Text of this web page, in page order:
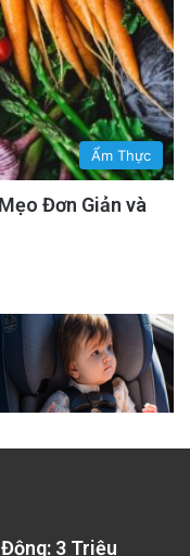
Ẩm Thực
Đơn Giản và
3 Triệu